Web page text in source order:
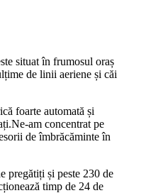
situat în frumosul oraș
de linii aeriene și căi
foarte automată și
am concentrat pe
de îmbrăcăminte în
pregătiți și peste 230 de
timp de 24 de